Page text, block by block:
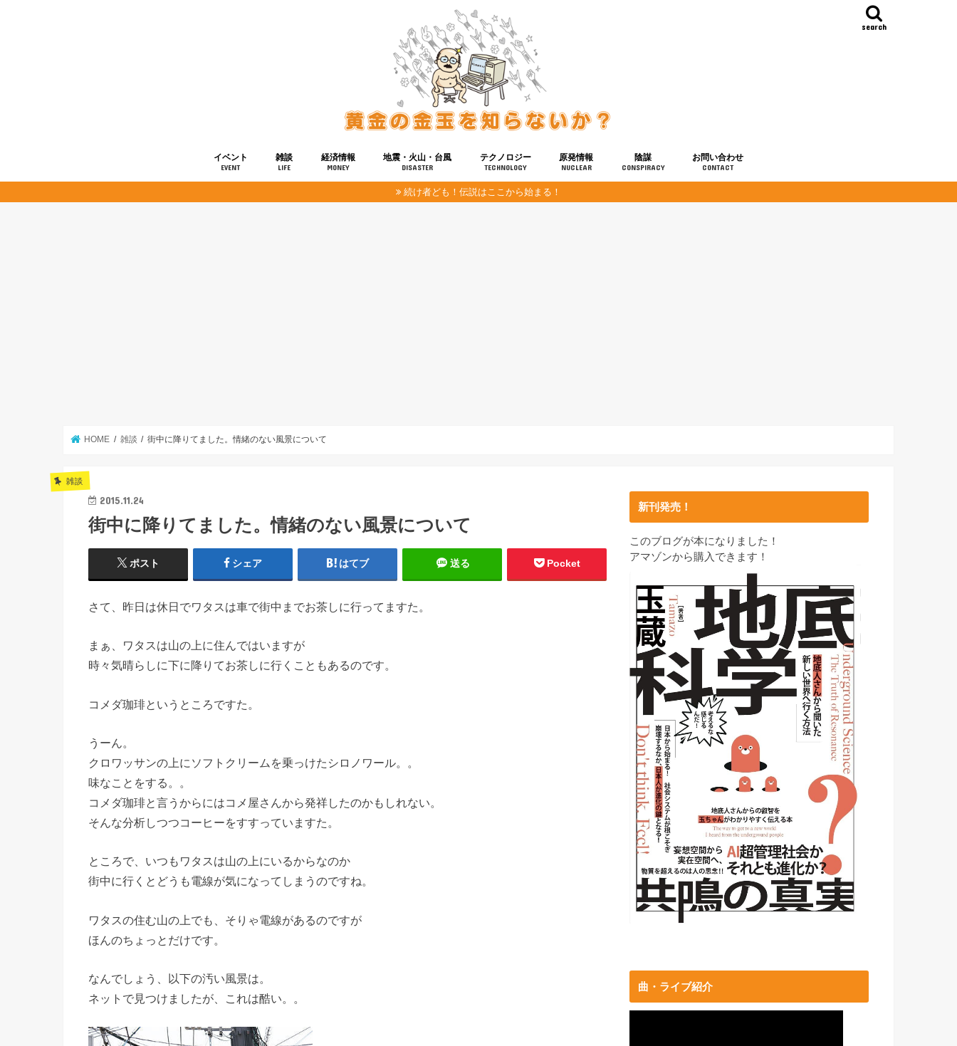
search
イベント
EVENT
雑談
LIFE
経済情報
MONEY
地震・火山・台風
DISASTER
テクノロジー
TECHNOLOGY
健康
宇宙
原発情報
NUCLEAR
陰謀
CONSPIRACY
お問い合わせ
CONTACT
続け者ども！伝説はここから始まる！
HOME 雑談 街中に降りてました。情緒のない風景について
雑談
2015.11.24
街中に降りてました。情緒のない風景について
ポスト シェア はてブ 送る Pocket
さて、昨日は休日でワタスは車で街中までお茶しに行ってますた。
まぁ、ワタスは山の上に住んではいますが
時々気晴らしに下に降りてお茶しに行くこともあるのです。
コメダ珈琲というところですた。
うーん。
クロワッサンの上にソフトクリームを乗っけたシロノワール。。
味なことをする。。
コメダ珈琲と言うからにはコメ屋さんから発祥したのかもしれない。
そんな分析しつつコーヒーをすすっていますた。
ところで、いつもワタスは山の上にいるからなのか
街中に行くとどうも電線が気になってしまうのですね。
ワタスの住む山の上でも、そりゃ電線があるのですが
ほんのちょっとだけです。
なんでしょう、以下の汚い風景は。
ネットで見つけましたが、これは酷い。。
新刊発売！
このブログが本になりました！
アマゾンから購入できます！
曲・ライブ紹介